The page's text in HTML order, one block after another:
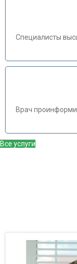
Специалисты
Врач
Все услуги